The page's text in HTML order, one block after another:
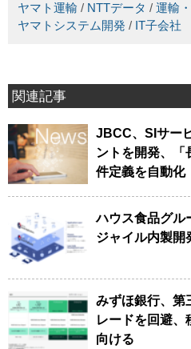
ヤマト運輸 / NTTデータ / 運輸
ヤマトシステム開発 / IT子会社
関連記事
JBCC、SIサー
ントを開発、「
件定義を自動化
ハウス食品グル
ジャイル内製開
みずほ銀行、第
レードを回避、
向ける